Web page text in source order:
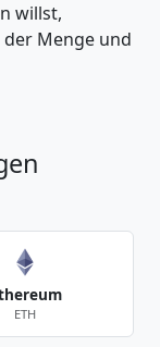
willst,
Menge und
ETH